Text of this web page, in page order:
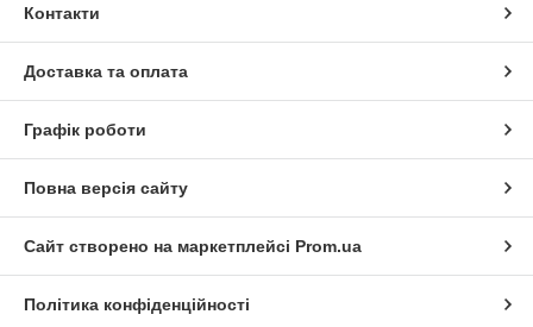
Контакти
Доставка та оплата
Графік роботи
Повна версія сайту
Сайт створено на маркетплейсі Prom.ua
Політика конфіденційності